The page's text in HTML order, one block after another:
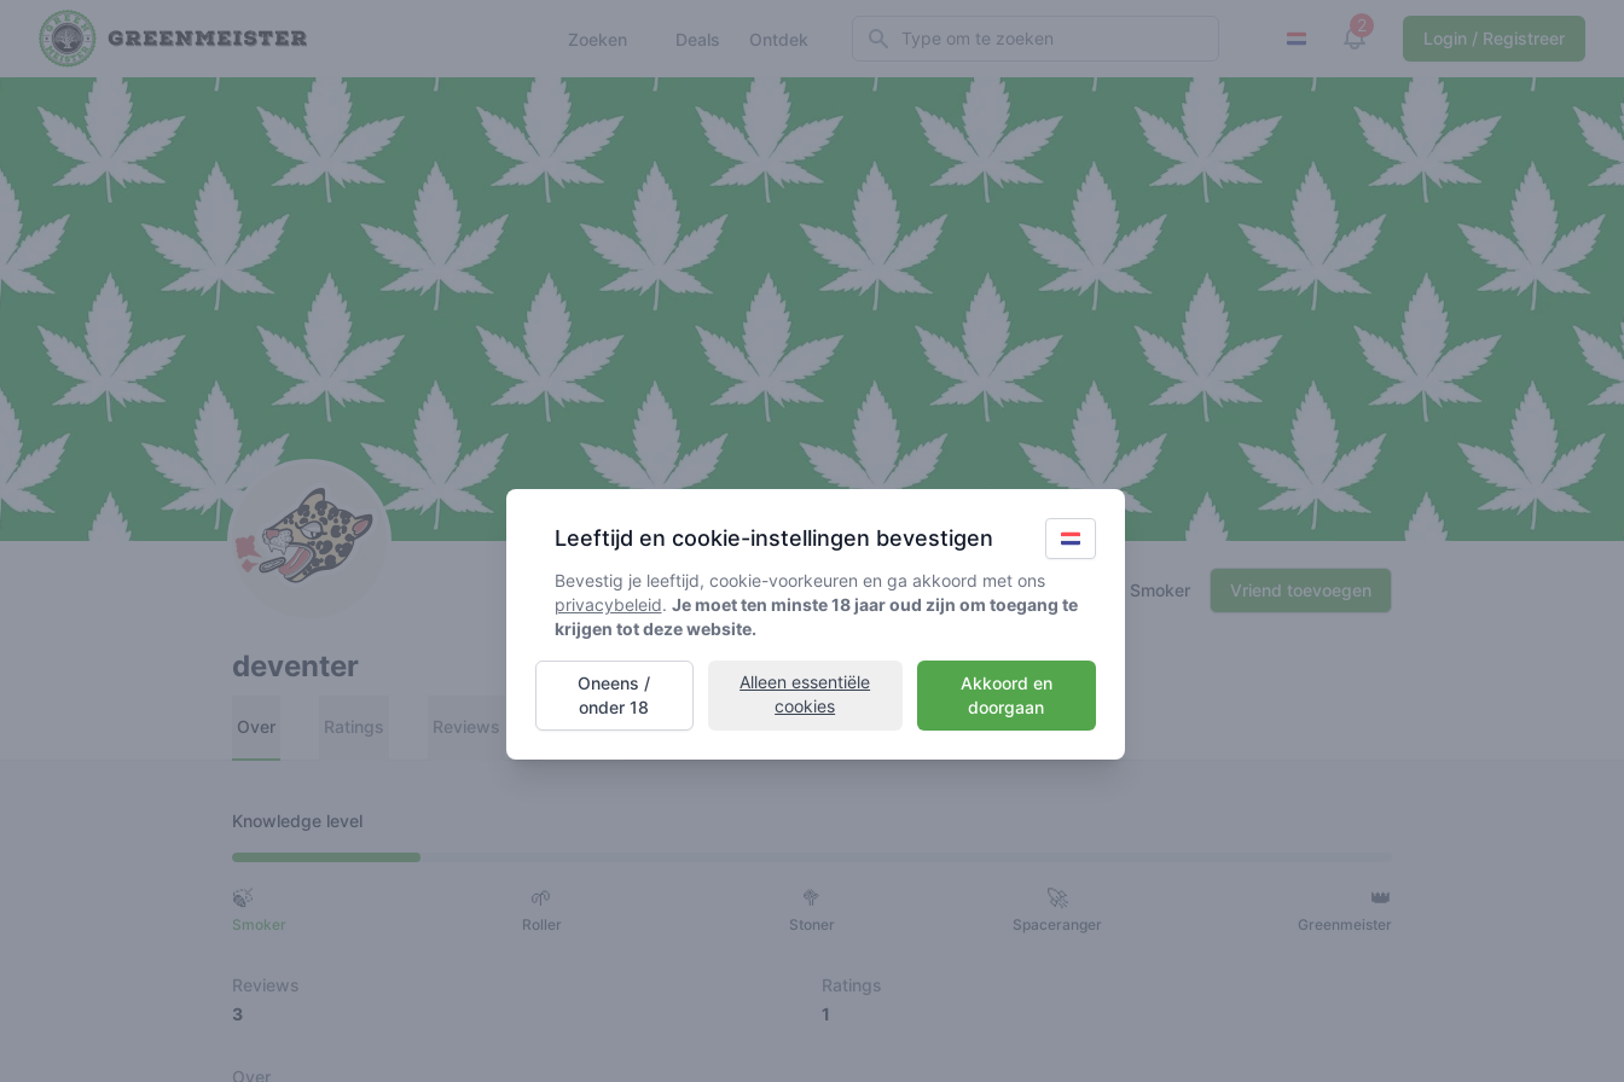
Zoeken Deals Ontdek Search 2
View notifications
Login / Registreer
🍃 Smoker Vriend toevoegen
deventer
Over Ratings Reviews Vrienden
Knowledge level
🍃
Smoker
🌱
Roller
🥦
Stoner
🚀
Spaceranger
👑
Greenmeister
Reviews
3
Ratings
1
Over
Leeftijd en cookie-instellingen bevestigen
Bevestig je leeftijd, cookie-voorkeuren en ga akkoord met ons
privacybeleid. Je moet ten minste 18 jaar oud zijn om toegang te
krijgen tot deze website.
Akkoord en
doorgaan
Alleen essentiële
cookies
Oneens /
onder 18